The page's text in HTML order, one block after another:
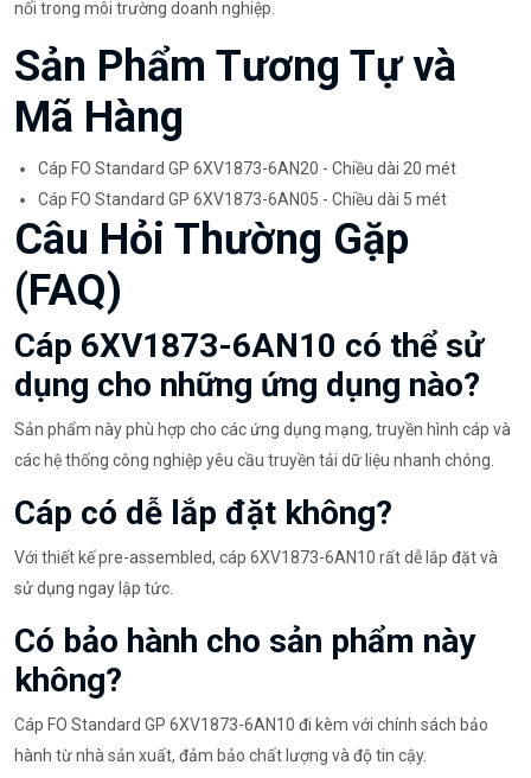
nối trong môi trường doanh nghiệp.
Sản Phẩm Tương Tự và
Mã Hàng
Cáp FO Standard GP 6XV1873-6AN20 - Chiều dài 20 mét
Cáp FO Standard GP 6XV1873-6AN05 - Chiều dài 5 mét
Câu Hỏi Thường Gặp
(FAQ)
Cáp 6XV1873-6AN10 có thể sử
dụng cho những ứng dụng nào?
Sản phẩm này phù hợp cho các ứng dụng mạng, truyền hình cáp và
các hệ thống công nghiệp yêu cầu truyền tải dữ liệu nhanh chóng.
Cáp có dễ lắp đặt không?
Với thiết kế pre-assembled, cáp 6XV1873-6AN10 rất dễ lắp đặt và
sử dụng ngay lập tức.
Có bảo hành cho sản phẩm này
không?
Cáp FO Standard GP 6XV1873-6AN10 đi kèm với chính sách bảo
hành từ nhà sản xuất, đảm bảo chất lượng và độ tin cậy.